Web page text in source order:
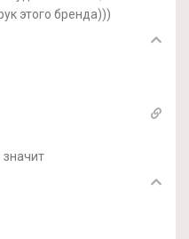
этого бренда)))
значит